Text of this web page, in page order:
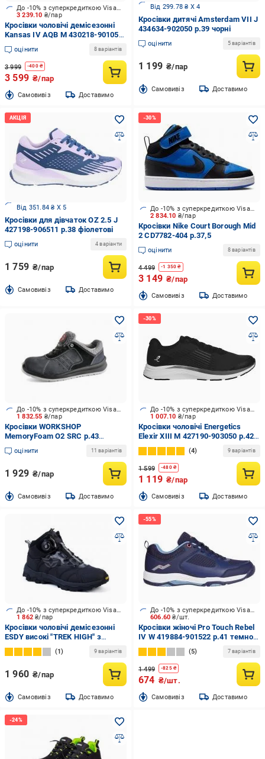
3 239.10 ₴/пар
До -10% з суперкредиткою Visa Вигода
Кросівки чоловічі демісезонні
Kansas IV AQB M 430218-901057
р.43 чорні
оцінити 8 варіантів
3 999 -400₴
3 599 ₴/пар
Cамовивіз Доставимо
Від 299.78 ₴ X 4
Кросівки дитячі Amsterdam VII J
434634-902050 р.39 чорні
оцінити 5 варіантів
1 199 ₴/пар
Cамовивіз Доставимо
Від 351.84 ₴ X 5
Кросівки для дівчаток OZ 2.5 J
427198-906511 р.38 фіолетові
оцінити 4 варіанти
1 759 ₴/пар
Cамовивіз Доставимо
2 834.10 ₴/пар
До -10% з суперкредиткою Visa Вигода
Кросівки Nike Court Borough Mid
2 CD7782-404 р.37,5
оцінити 8 варіантів
4 499 -1 350 ₴
3 149 ₴/пар
Cамовивіз Доставимо
1 832.55 ₴/пар
До -10% з суперкредиткою Visa Вигода
Кросівки WORKSHOP
MemoryFoam O2 SRC р.43
5358733143
оцінити 11 варіантів
1 929 ₴/пар
Cамовивіз Доставимо
1 007.10 ₴/пар
До -10% з суперкредиткою Visa Вигода
Кросівки чоловічі Energetics
Elexir XIII M 427190-903050 р.42
чорні
4 9 варіантів
1 599 -480₴
1 119 ₴/пар
Cамовивіз Доставимо
1 862₴/пар
До -10% з суперкредиткою Visa Вигода
Кросівки чоловічі демісезонні
ESDY високі "TREK HIGH" з
автошнурівкою SK-10 р.45 black
1 9 варіантів
1 960 ₴/пар
Cамовивіз Доставимо
606.60₴/шт.
До -10% з суперкредиткою Visa Вигода
Кросівки жіночі Pro Touch Rebel
IV W 419884-901522 р.41 темно-
сині
5 7 варіантів
1 499 -825₴
674 ₴/шт.
Cамовивіз Доставимо